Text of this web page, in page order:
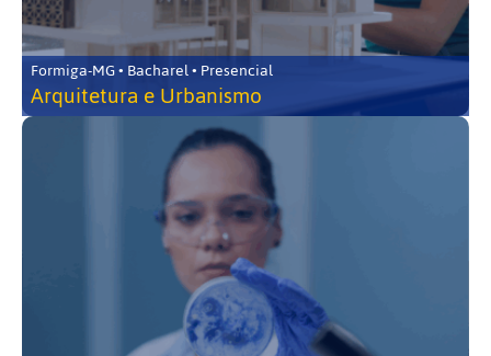
Formiga-MG • Bacharel • Presencial
Arquitetura e Urbanismo